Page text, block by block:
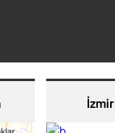
İzmir